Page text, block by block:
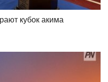
кубок акима